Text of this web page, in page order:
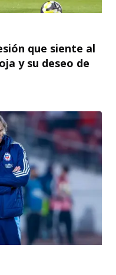
que siente al
y su deseo de